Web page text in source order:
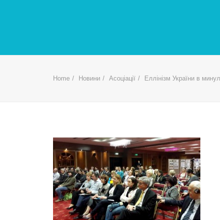
Home Новини Асоціації Еллінізм України в